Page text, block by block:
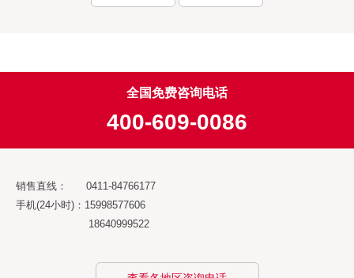
全国免费咨询电话
400-609-0086
销售直线： 0411-84766177
手机(24小时)：15998577606
18640999522